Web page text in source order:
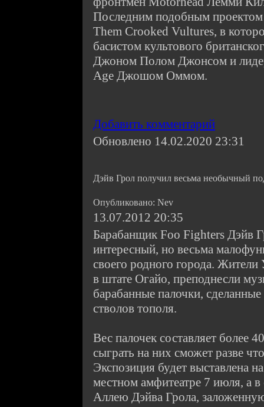
Последним подобным проектом
Them Crooked Vultures, в
басистом культового
Джоном Полом Джонсом и
Age Джошом Оммом.
Добавить комментарий
Обновлено 14.02.2020 23:31
Дэйв Грол получил весьма необычный
Опубликовано: Nev
13.07.2012 20:35
Барабанщик Foo Fighters Дэйв
интересный, но весьма
своего родного города.
в штате Огайо, преподнесли
барабанные палочки,
стволов тополя.
Вес палочек составляет более
сыграть на них сможет разве
Экспозиция будет выставлена
местном амфитеатре 7 июля, а в
Аллею Дэйва Грола,